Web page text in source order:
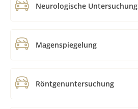
Neurologische Untersuchung
Magenspiegelung
Röntgenuntersuchung